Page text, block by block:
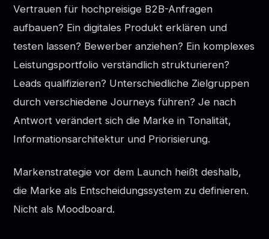
Vertrauen für hochpreisige B2B-Anfragen
aufbauen? Ein digitales Produkt erklären und
testen lassen? Bewerber anziehen? Ein komplexes
Leistungsportfolio verständlich strukturieren?
Leads qualifizieren? Unterschiedliche Zielgruppen
durch verschiedene Journeys führen? Je nach
Antwort verändert sich die Marke in Tonalität,
Informationsarchitektur und Priorisierung.
Markenstrategie vor dem Launch heißt deshalb,
die Marke als Entscheidungssystem zu definieren.
Nicht als Moodboard.